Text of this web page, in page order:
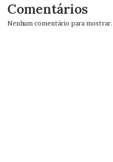
Comentários
Nenhum comentário para mostrar.